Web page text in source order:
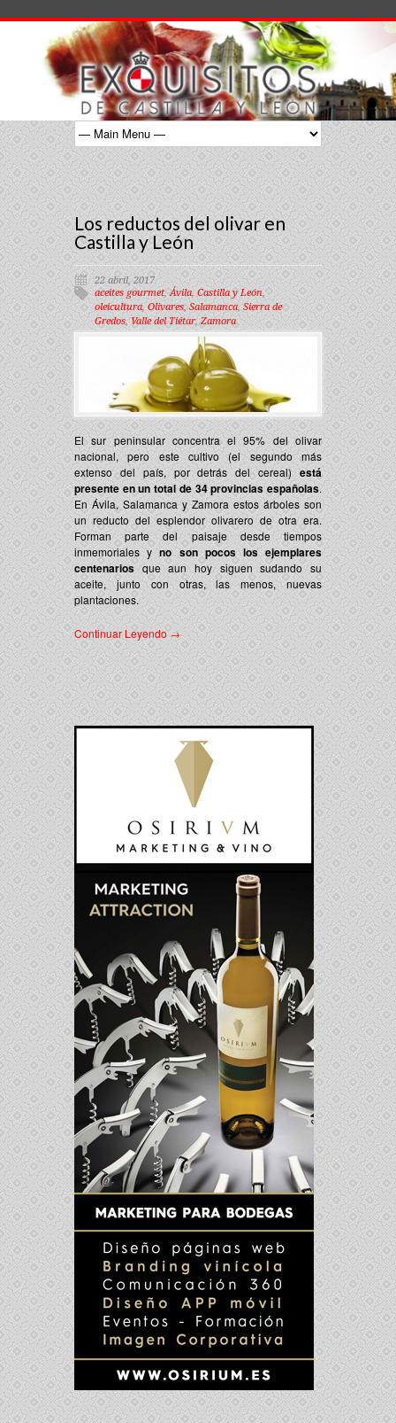
Los reductos del olivar en
Castilla y León
22 abril, 2017
aceites gourmet,Ávila, Castilla y León,
oleicultura, Olivares, Salamanca, Sierra de
Gredos, Valle del Tiétar,Zamora
El sur peninsular concentra el 95% del olivar
nacional, pero este cultivo (el segundo más
extenso del país, por detrás del cereal) está
presente en un total de 34 provincias españolas.
En Ávila, Salamanca y Zamora estos árboles son
un reducto del esplendor olivarero de otra era.
Forman parte del paisaje desde tiempos
inmemoriales yno son pocos los ejemplares
centenarios que aun hoy siguen sudando su
aceite, junto con otras, las menos, nuevas
plantaciones.
Continuar Leyendo →